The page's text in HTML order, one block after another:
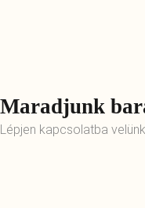
Maradjunk
Lépjen kapcsolatba velünk